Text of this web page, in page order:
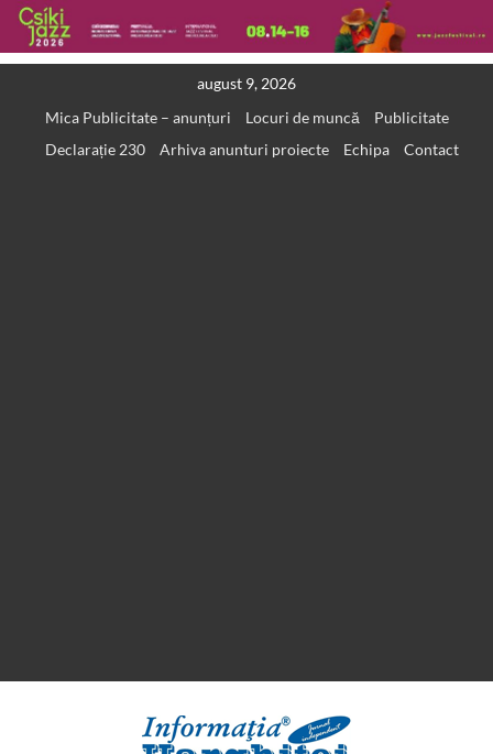
august 9, 2026
Mica Publicitate – anunțuri
Locuri de muncă
Publicitate
Declarație 230
Arhiva anunturi proiecte Echipa Contact